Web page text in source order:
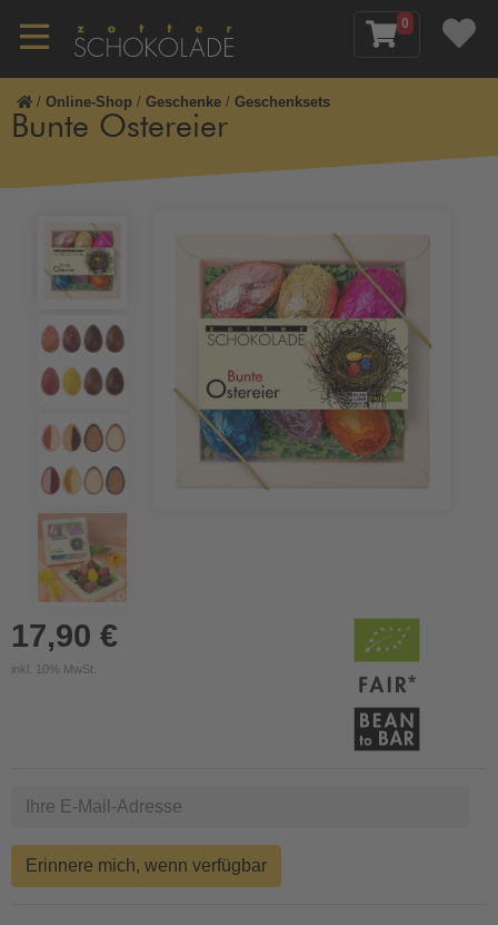
0
/ Online-Shop / Geschenke / Geschenksets
Bunte Ostereier
17,90 €
inkl. 10% MwSt.
Erinnere mich, wenn verfügbar